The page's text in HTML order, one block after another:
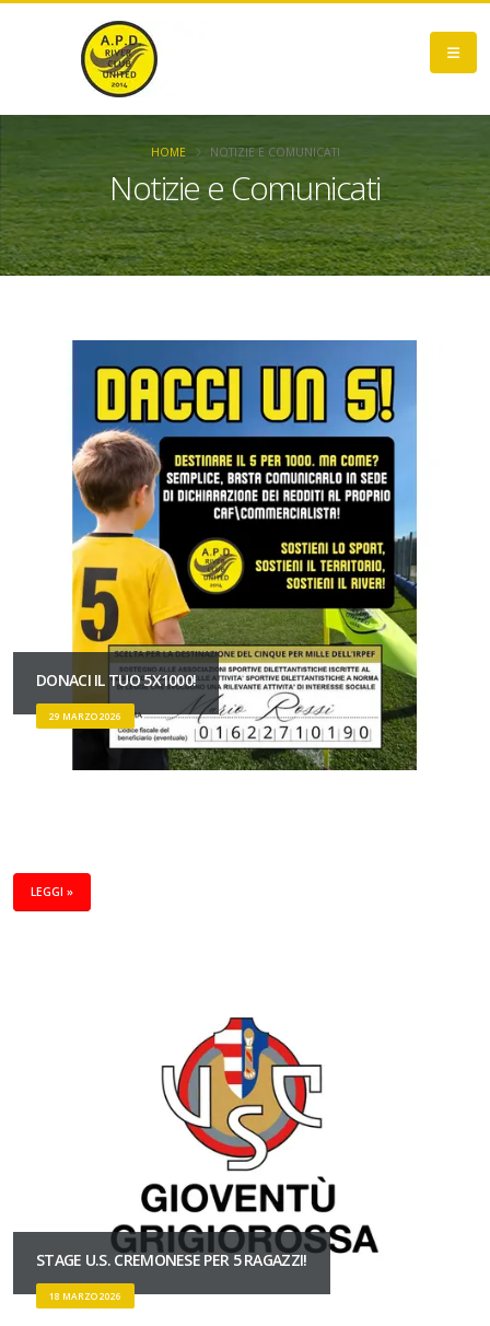
Notizie e Comunicati
HOME NOTIZIE E COMUNICATI
DONACI IL TUO 5X1000!
29 MARZO 2026
LEGGI »
STAGE U.S. CREMONESE PER 5 RAGAZZI!
18 MARZO 2026